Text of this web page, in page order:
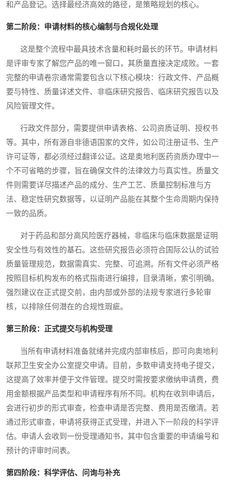
和产品登记。选择最经济高效的路径，是策略规划的核心。
第二阶段：申请材料的核心编制与合规化处理
这是整个流程中最具技术含量和耗时最长的环节。申请材料
是评审专家了解您产品的唯一窗口，其质量直接决定成败。一套
完整的申请卷宗通常需要包含以下核心模块：行政文件、产品概
要与特性、质量详述文件、非临床研究报告、临床研究报告以及
风险管理文件。
行政文件部分，需要提供申请表格、公司资质证明、授权书
等。其中，所有源自非德语国家的文件，如公司注册证书、生产
许可证等，都必须经过翻译公证。这是奥地利医药资质办理中一
个不可省略的步骤，旨在确保文件的法律效力与真实性。质量文
件则需要详尽描述产品的成分、生产工艺、质量控制标准与方
法、稳定性研究数据等，以证明产品能在其整个生命周期内保持
一致的品质。
对于药品和部分高风险医疗器械，非临床与临床数据是证明
安全性与有效性的基石。这些研究报告必须符合国际公认的试验
质量管理规范，数据需真实、完整、可追溯。所有文件必须严格
按照目标机构发布的格式指南进行编排，目录清晰，索引明确。
强烈建议在正式提交前，由内部或外部的法规专家进行多轮审
核，以排除任何潜在的合规性瑕疵。
第三阶段：正式提交与机构受理
当所有申请材料准备就绪并完成内部审核后，即可向奥地利
联邦卫生安全办公室提交申请。目前，多数申请支持电子提交，
这提高了效率并便于文件管理。提交时需按要求缴纳申请费，费
用金额根据产品类型和申请程序有所不同。机构在收到申请后，
会进行初步的形式审查，检查申请是否完整、费用是否缴清。若
通过形式审查，申请将获得正式受理，并进入下一阶段的科学评
估。申请人会收到一份受理通知书，其中包含重要的申请编号和
预计的评审时间表。
第四阶段：科学评估、问询与补充